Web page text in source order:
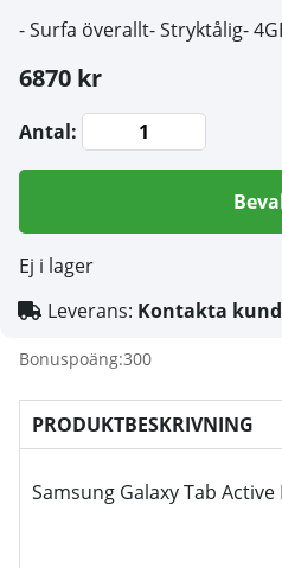
- Surfa överallt- Stryktålig-
6870 kr
Antal:
Ej i lager
Leverans: Kontakta
Bonuspoäng:300
PRODUKTBESKRIVNING
Samsung Galaxy Tab